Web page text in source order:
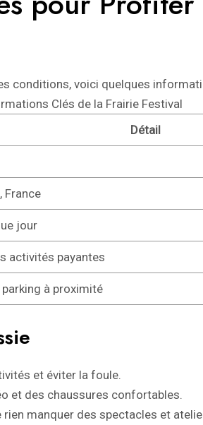
conditions, voici quelques
Clés de la Frairie Festival
Détail
France
jour
activités payantes
à proximité
et éviter la foule.
et des chaussures confortables.
manquer des spectacles et